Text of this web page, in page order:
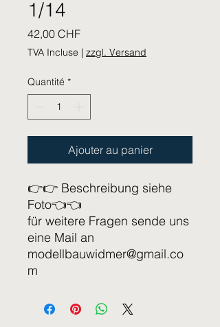
1/14
42,00 CHFPrix
TVA Incluse | zzgl. Versand
Quantité *
Ajouter au panier
👉👉 Beschreibung siehe
Foto👈👈
für weitere Fragen sende uns
eine Mail an
modellbauwidmer@gmail.co
m